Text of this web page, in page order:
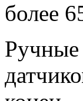
более